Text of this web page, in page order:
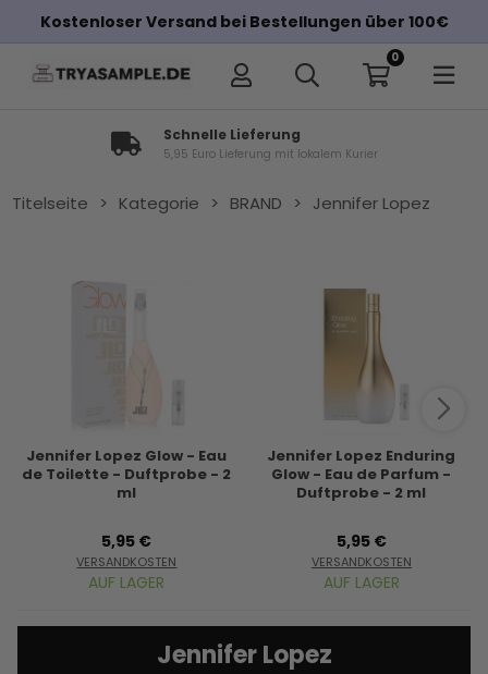
Kostenloser Versand bei Bestellungen über 100€
0
Schnelle Lieferung
5,95 Euro Lieferung mit lokalem Kurier
Titelseite > Kategorie > BRAND > Jennifer Lopez
Jennifer Lopez Glow - Eau
de Toilette - Duftprobe - 2
ml
5,95 €
VERSANDKOSTEN
AUF LAGER
Jennifer Lopez Enduring
Glow - Eau de Parfum -
Duftprobe - 2 ml
5,95 €
VERSANDKOSTEN
AUF LAGER
Jennifer Lopez